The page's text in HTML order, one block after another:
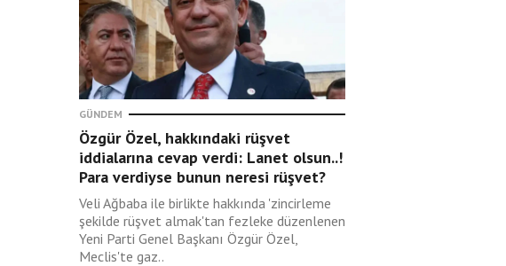
GÜNDEM
Özgür Özel, hakkındaki rüşvet
iddialarına cevap verdi: Lanet olsun..!
Para verdiyse bunun neresi rüşvet?
Veli Ağbaba ile birlikte hakkında 'zincirleme
şekilde rüşvet almak'tan fezleke düzenlenen
Yeni Parti Genel Başkanı Özgür Özel,
Meclis'te gaz..